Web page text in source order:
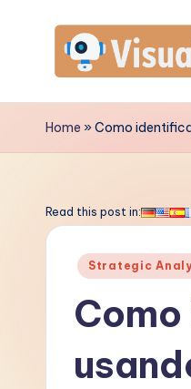
contentV
is
a
Home »Como
Read this post in:
Posted
Strategic